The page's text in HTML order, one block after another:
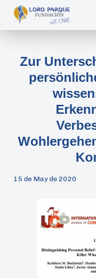
main
Zur
15 de May de 2020